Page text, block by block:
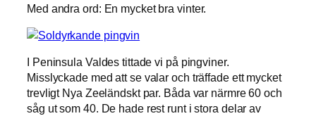
Med andra ord: En mycket bra vinter.
I Peninsula Valdes tittade vi på pingviner.
Misslyckade med att se valar och träffade ett mycket
trevligt Nya Zeeländskt par. Båda var närmre 60 och
såg ut som 40. De hade rest runt i stora delar av